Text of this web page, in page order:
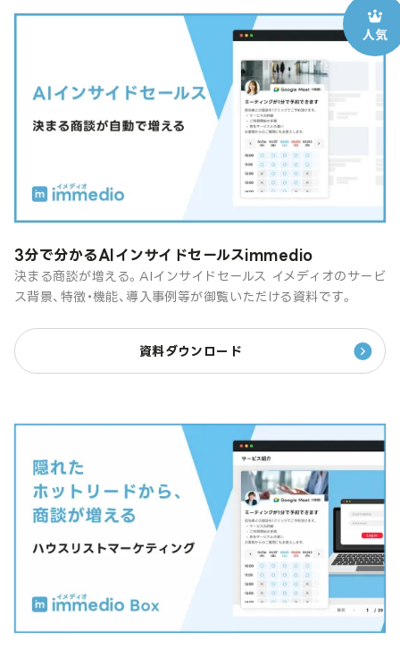
3分で分かるAIインサイドセールスimmedio
決まる商談が増える。AIインサイドセールス イメディオのサービ
ス背景、特徴・機能、導入事例等が御覧いただける資料です。
資料ダウンロード